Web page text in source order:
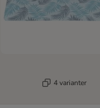
4 varianter